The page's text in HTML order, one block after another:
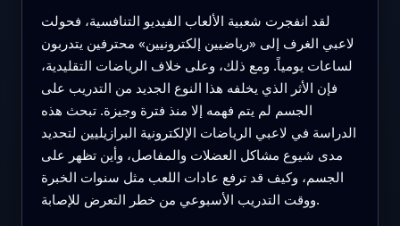
لقد انفجرت شعبية الألعاب الفيديو التنافسية، فحولت
لاعبي الغرف إلى «رياضيين إلكترونيين» محترفين يتدربون
لساعات يومياً. ومع ذلك، وعلى خلاف الرياضات التقليدية،
فإن الأثر الذي يخلفه هذا النوع الجديد من التدريب على
الجسم لم يتم فهمه إلا منذ فترة وجيزة. تبحث هذه
الدراسة في لاعبي الرياضات الإلكترونية البرازيليين لتحديد
مدى شيوع مشاكل العضلات والمفاصل، وأين تظهر على
الجسم، وكيف قد ترفع عادات اللعب مثل سنوات الخبرة
ووقت التدريب الأسبوعي من خطر التعرض للإصابة.